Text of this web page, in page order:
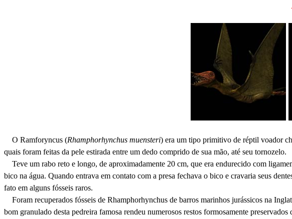
O Ramforyncus (Rhamphorhynchus muensteri) era um tipo primitivo de réptil voador
quais foram feitas da pele estirada entre um dedo comprido de sua mão, até seu tornozelo.
Teve um rabo reto e longo, de aproximadamente 20 cm, que era endurecido com
bico na água. Quando entrava em contato com a presa fechava o bico e cravaria seus
fato em alguns fósseis raros.
Foram recuperados fósseis de Rhamphorhynchus de barros marinhos jurássicos na
bom granulado desta pedreira famosa rendeu numerosos restos formosamente